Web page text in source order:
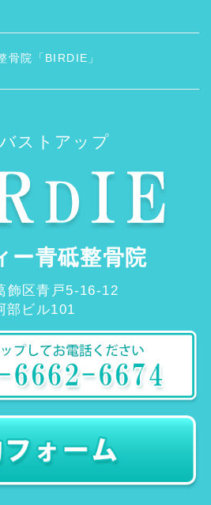
骨院「BIRDIE」
ストアップ
ー青砥整骨院
飾区青戸5-16-12
部ビル101